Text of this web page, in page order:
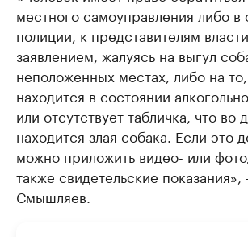
местного самоуправления либо в
полиции, к представителям
заявлением, жалуясь на выгул
неположенных местах, либо на
находится в состоянии
или отсутствует табличка, что во
находится злая собака. Если это
можно приложить видео- или
также свидетельские показания»,
Смышляев.